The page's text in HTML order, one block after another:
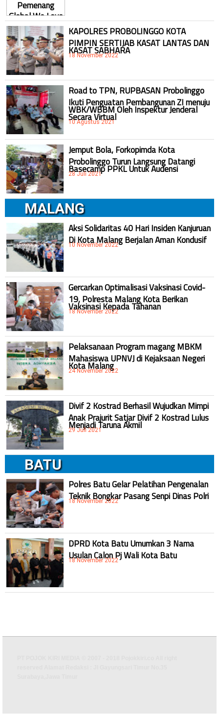
KAPOLRES PROBOLINGGO KOTA
PIMPIN SERTIJAB KASAT LANTAS DAN
KASAT SABHARA
18 November 2022
Road to TPN, RUPBASAN Probolinggo
Ikuti Penguatan Pembangunan ZI menuju
WBK/WBBM Oleh Inspektur Jenderal
Secara Virtual
10 Agustus 2021
Jemput Bola, Forkopimda Kota
Probolinggo Turun Langsung Datangi
Basecamp PPKL Untuk Audensi
28 Juli 2021
MALANG
Aksi Solidaritas 40 Hari Insiden Kanjuruan
Di Kota Malang Berjalan Aman Kondusif
10 November 2022
Gercarkan Optimalisasi Vaksinasi Covid-
19, Polresta Malang Kota Berikan
Vaksinasi Kepada Tahanan
18 November 2022
Pelaksanaan Program magang MBKM
Mahasiswa UPNVJ di Kejaksaan Negeri
Kota Malang
24 November 2022
Divif 2 Kostrad Berhasil Wujudkan Mimpi
Anak Prajurit Satjar Divif 2 Kostrad Lulus
Menjadi Taruna Akmil
29 Juli 2021
BATU
Polres Batu Gelar Pelatihan Pengenalan
Teknik Bongkar Pasang Senpi Dinas Polri
18 November 2022
DPRD Kota Batu Umumkan 3 Nama
Usulan Calon Pj Wali Kota Batu
18 November 2022